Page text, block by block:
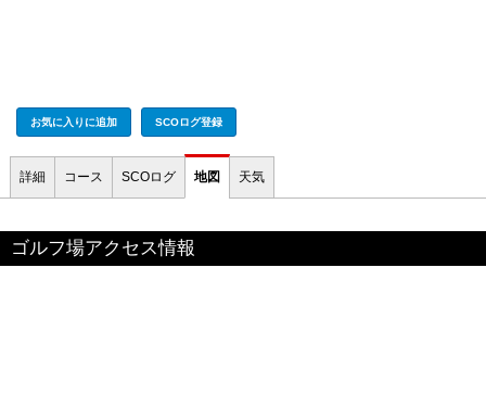
お気に入りに追加 SCOログ登録
詳細 コース SCOログ 地図 天気
ゴルフ場アクセス情報